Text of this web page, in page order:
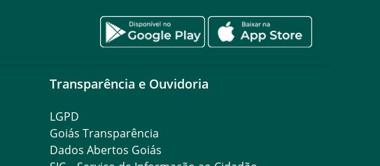
Transparência e Ouvidoria
LGPD
Goiás Transparência
Dados Abertos Goiás